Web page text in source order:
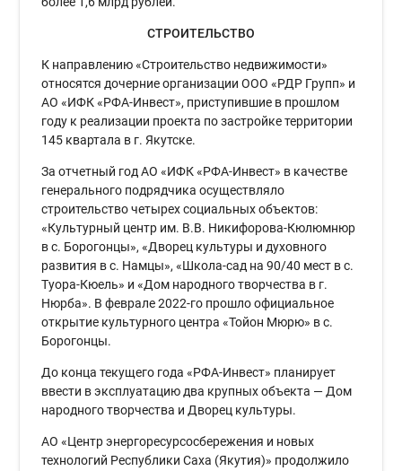
СТРОИТЕЛЬСТВО
К направлению «Строительство недвижимости»
относятся дочерние организации ООО «РДР Групп» и
АО «ИФК «РФА-Инвест», приступившие в прошлом
году к реализации проекта по застройке территории
145 квартала в г. Якутске.
За отчетный год АО «ИФК «РФА-Инвест» в качестве
генерального подрядчика осуществляло
строительство четырех социальных объектов:
«Культурный центр им. В.В. Никифорова-Кюлюмнюр
в с. Борогонцы», «Дворец культуры и духовного
развития в с. Намцы», «Школа-сад на 90/40 мест в с.
Туора-Кюель» и «Дом народного творчества в г.
Нюрба». В феврале 2022-го прошло официальное
открытие культурного центра «Тойон Мюрю» в с.
Борогонцы.
До конца текущего года «РФА-Инвест» планирует
ввести в эксплуатацию два крупных объекта — Дом
народного творчества и Дворец культуры.
АО «Центр энергоресурсосбережения и новых
технологий Республики Саха (Якутия)» продолжило